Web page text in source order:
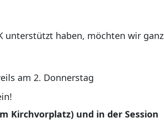
unterstützt haben, möchten wir ganz
am 2. Donnerstag
Kirchvorplatz) und in der Session